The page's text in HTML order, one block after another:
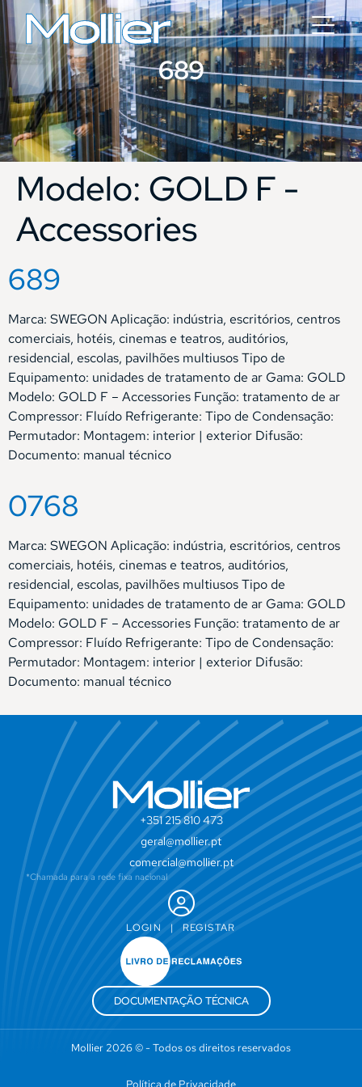
689
Modelo: GOLD F -
Accessories
689
Marca: SWEGON Aplicação: indústria, escritórios, centros
comerciais, hotéis, cinemas e teatros, auditórios,
residencial, escolas, pavilhões multiusos Tipo de
Equipamento: unidades de tratamento de ar Gama: GOLD
Modelo: GOLD F – Accessories Função: tratamento de ar
Compressor: Fluído Refrigerante: Tipo de Condensação:
Permutador: Montagem: interior | exterior Difusão:
Documento: manual técnico
0768
Marca: SWEGON Aplicação: indústria, escritórios, centros
comerciais, hotéis, cinemas e teatros, auditórios,
residencial, escolas, pavilhões multiusos Tipo de
Equipamento: unidades de tratamento de ar Gama: GOLD
Modelo: GOLD F – Accessories Função: tratamento de ar
Compressor: Fluído Refrigerante: Tipo de Condensação:
Permutador: Montagem: interior | exterior Difusão:
Documento: manual técnico
+351 215 810 473
geral@mollier.pt
comercial@mollier.pt
*Chamada para a rede fixa nacional
LOGIN | REGISTAR
DOCUMENTAÇÃO TÉCNICA
Mollier 2026 © - Todos os direitos reservados